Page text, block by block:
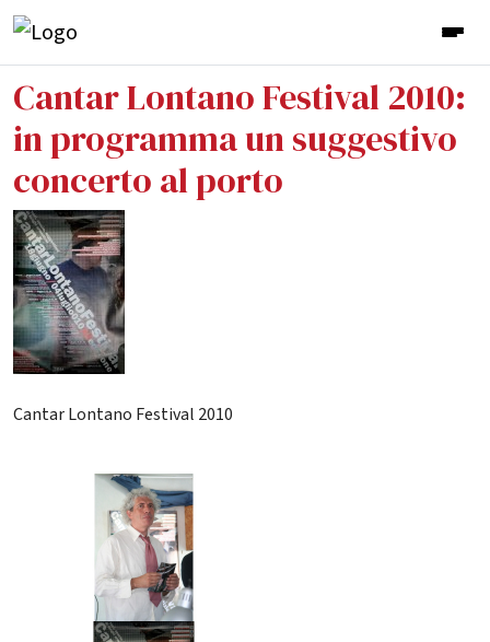
Cantar Lontano Festival 2010:
in programma un suggestivo
concerto al porto
Cantar Lontano Festival 2010